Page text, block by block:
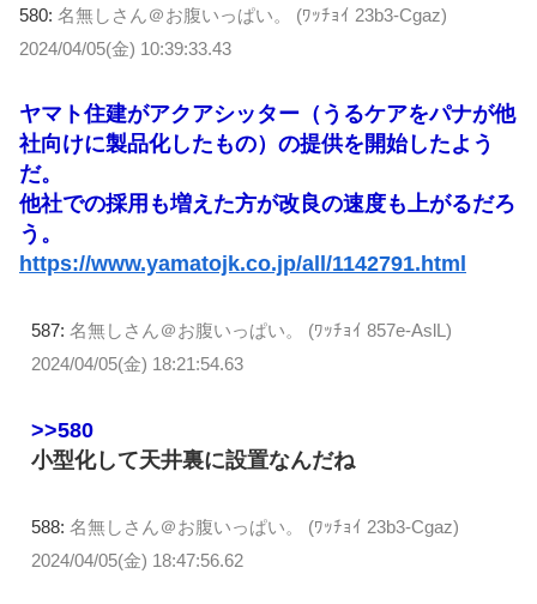
580: 名無しさん＠お腹いっぱい。 (ﾜｯﾁｮｲ 23b3-Cgaz)
2024/04/05(金) 10:39:33.43
ヤマト住建がアクアシッター（うるケアをパナが他
社向けに製品化したもの）の提供を開始したよう
だ。
他社での採用も増えた方が改良の速度も上がるだろ
う。
https://www.yamatojk.co.jp/all/1142791.html
587: 名無しさん＠お腹いっぱい。 (ﾜｯﾁｮｲ 857e-AslL)
2024/04/05(金) 18:21:54.63
>>580
小型化して天井裏に設置なんだね
588: 名無しさん＠お腹いっぱい。 (ﾜｯﾁｮｲ 23b3-Cgaz)
2024/04/05(金) 18:47:56.62